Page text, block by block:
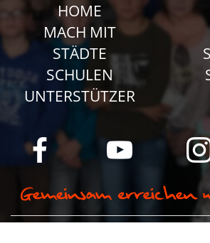
HOME
MACH MIT
STÄDTE
SCHULEN
UNTERSTÜTZER
© Camp Stahl e.V. 2026 alle Rechte